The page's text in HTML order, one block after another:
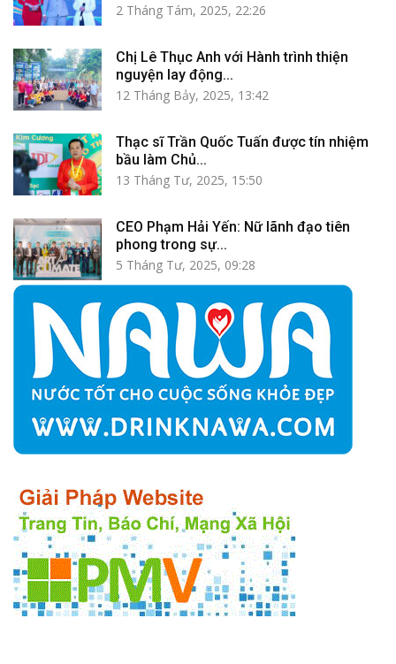
2 Tháng Tám, 2025, 22:26
Chị Lê Thục Anh với Hành trình thiện
nguyện lay động...
12 Tháng Bảy, 2025, 13:42
Thạc sĩ Trần Quốc Tuấn được tín nhiệm
bầu làm Chủ...
13 Tháng Tư, 2025, 15:50
CEO Phạm Hải Yến: Nữ lãnh đạo tiên
phong trong sự...
5 Tháng Tư, 2025, 09:28